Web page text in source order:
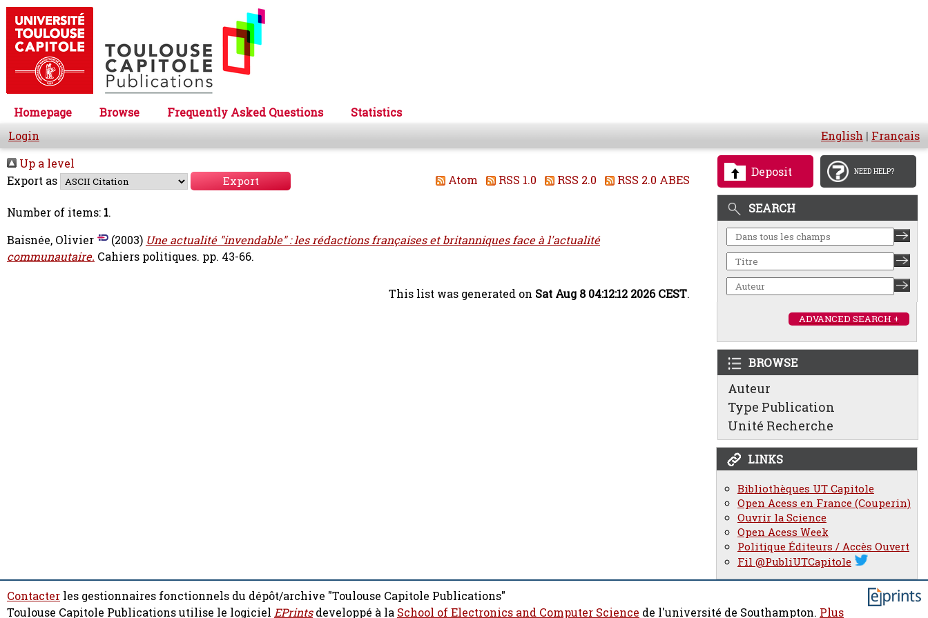
Homepage Browse Frequently Asked Questions
Statistics
Login
English | Français
Deposit NEED HELP?
SEARCH
ADVANCED SEARCH +
BROWSE
Auteur
Type Publication
Unité Recherche
LINKS
Bibliothèques UT Capitole
Open Acess en France (Couperin)
Ouvrir la Science
Open Acess Week
Politique Éditeurs / Accès Ouvert
Fil @PubliUTCapitole
Up a level
Export as
Atom RSS 1.0 RSS 2.0 RSS 2.0 ABES
Number of items: 1.
Baisnée, Olivier
(2003) Une actualité "invendable" : les rédactions françaises et britanniques face à l'actualité
communautaire. Cahiers politiques. pp. 43-66.
This list was generated on Sat Aug 8 04:12:12 2026 CEST.
Contacter les gestionnaires fonctionnels du dépôt/archive "Toulouse Capitole Publications"
Toulouse Capitole Publications utilise le logiciel EPrintsdeveloppé à la School of Electronics and Computer Science de l'université de Southampton. Plus